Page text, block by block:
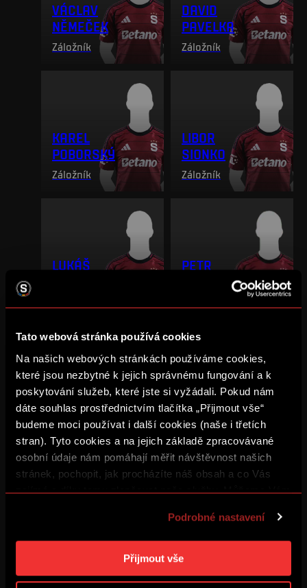
Tato webová stránka používá cookies
Na našich webových stránkách používáme cookies,
které jsou nezbytné k jejich správnému fungování a k
poskytování služeb, které jste si vyžádali. Pokud nám
dáte souhlas prostřednictvím tlačítka „Přijmout vše“
budeme moci používat i další cookies (naše i třetích
stran). Tyto cookies a na jejich základě zpracovávané
osobní údaje nám pomáhají měřit návštěvnost našich
stránek, pochopit, jak procházíte náš obsah a co Vás
zajímá a díky tomu zlepšovat naše služby. Můžeme Vám
reklamu na základě Vašich preferencí. Jednotlivé
cookies a účely zpracování si můžete nastavit v
„Podrobném nastavení“. Nastavení cookies si můžete
kdykoliv změnit. Jak takovou úpravu provést a další
Podrobné nastavení
Přijmout vše
VÁCLAV
NĚMEČEK
Záložník
DAVID
PAVELKA
Záložník
KAREL
POBORSKÝ
Záložník
LIBOR
SIONKO
Záložník
LUKÁŠ
PETR
ÚTOČNÍK
#8
MILOSLAV
DENK
# 11
RADIM
HOLUB
JIŘÍ
MAREK